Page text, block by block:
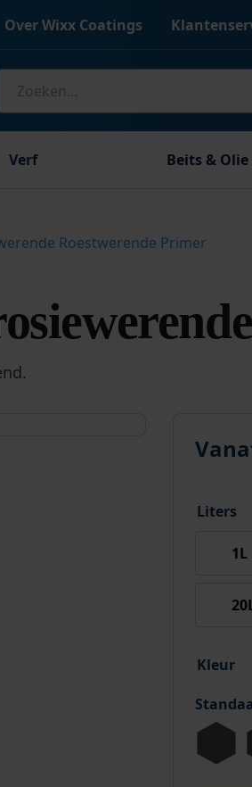
Over Wixx Coatings
naar:
Verf Beits & Olie
Roestwerende Primer
Liters
1L
Kleur